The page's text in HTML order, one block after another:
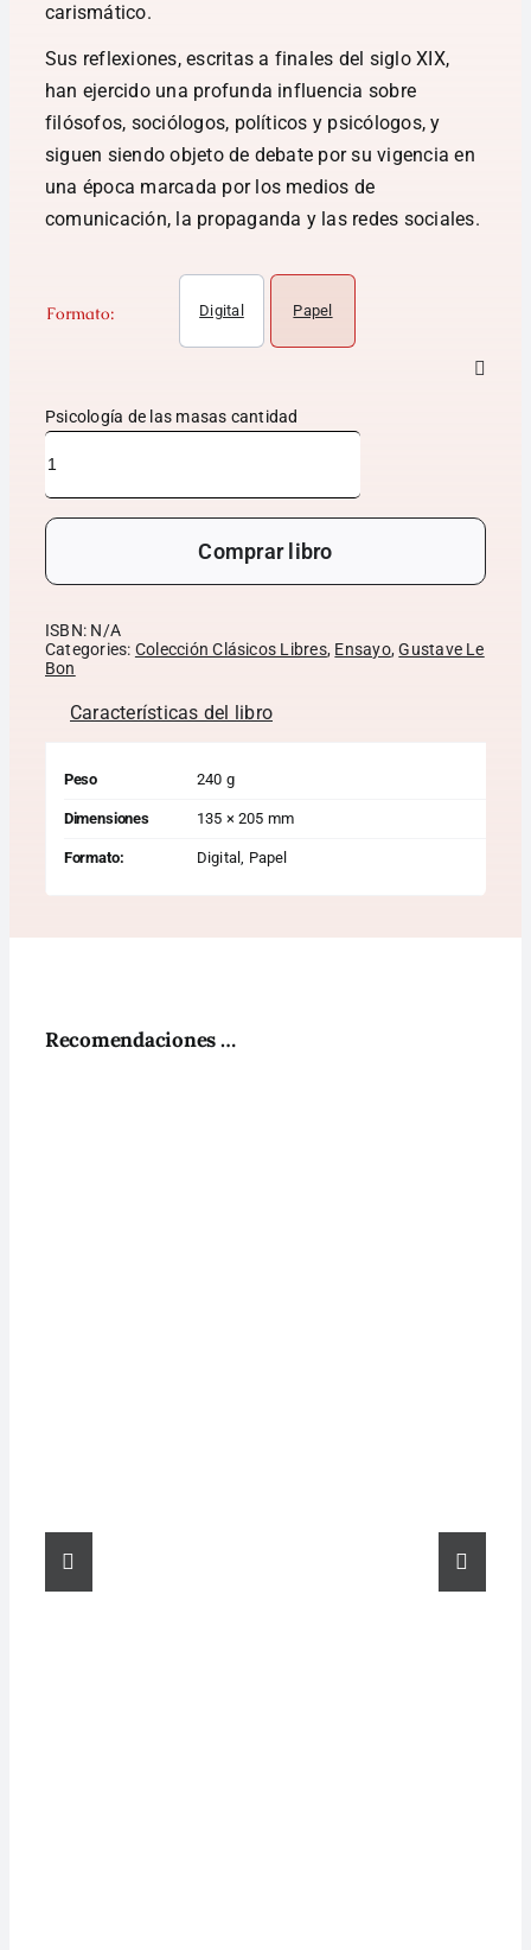
carismático.
Sus reflexiones, escritas a finales del siglo XIX,
han ejercido una profunda influencia sobre
filósofos, sociólogos, políticos y psicólogos, y
siguen siendo objeto de debate por su vigencia en
una época marcada por los medios de
comunicación, la propaganda y las redes sociales.
Formato: Digital Papel
Psicología de las masas cantidad
Comprar libro
ISBN: N/A
Categories: Colección Clásicos Libres, Ensayo,Gustave Le
Bon
Características del libro
Peso 240 g
Dimensiones 135 × 205 mm
Formato: Digital, Papel
Recomendaciones …